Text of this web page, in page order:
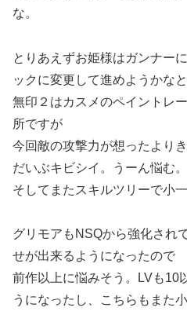
な。
とりあえずお姫様はガンナー
ックに変更して進めようかなと
無印２はカスメのペイントレ
所ですが
今回敵の攻撃力が想ったより
だいぶキビシイ。うーん悩む。
そしてまたスキルツリーで小
グリモアもNSQから強化され
せが出来るようになったので
前作以上に悩みそう。LVも10
うになったし、こちらもまた